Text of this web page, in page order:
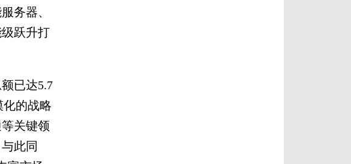
务器、
跃升打
已达5.7
化的战略
关键领
此同